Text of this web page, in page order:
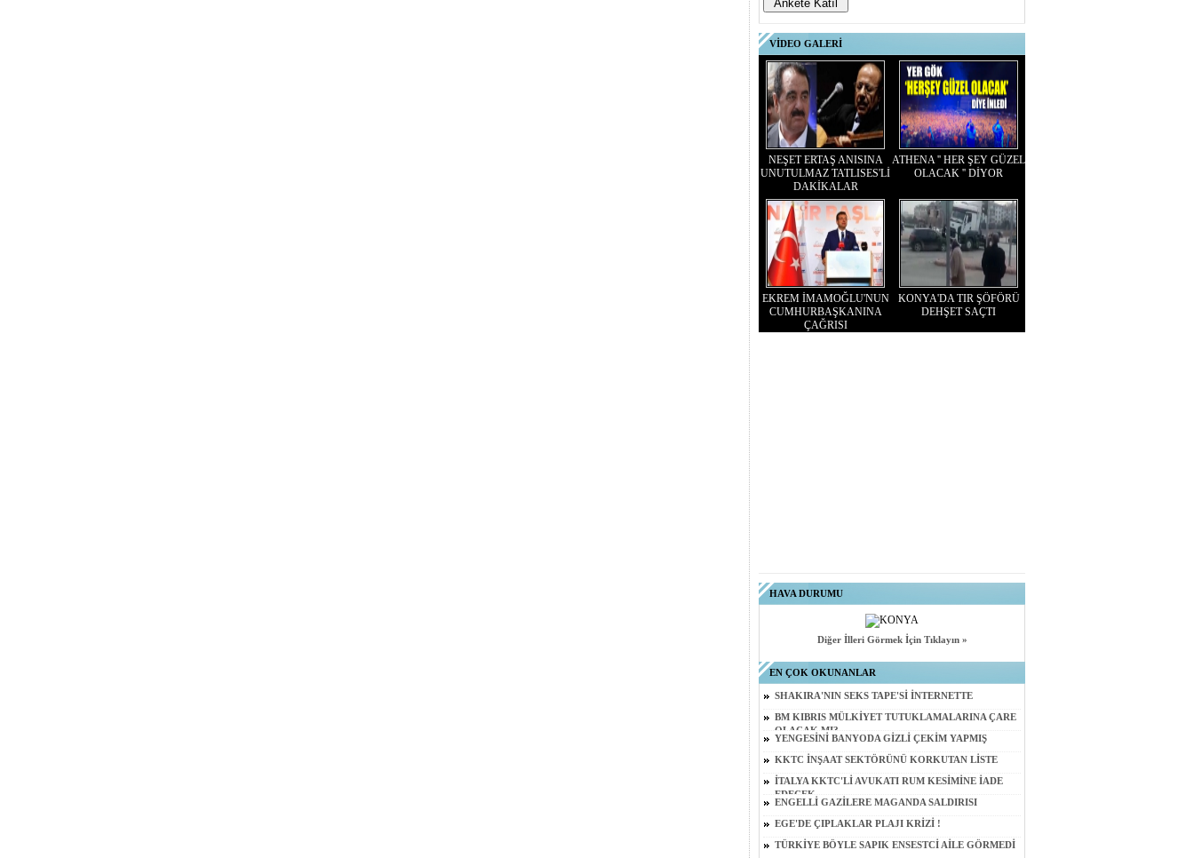
VİDEO GALERİ
NEŞET ERTAŞ ANISINA
UNUTULMAZ TATLISES'Lİ
DAKİKALAR
ATHENA '' HER ŞEY GÜZEL
OLACAK '' DİYOR
EKREM İMAMOĞLU'NUN
CUMHURBAŞKANINA
ÇAĞRISI
KONYA'DA TIR ŞÖFÖRÜ
DEHŞET SAÇTI
HAVA DURUMU
Diğer İlleri Görmek İçin Tıklayın »
EN ÇOK OKUNANLAR
SHAKIRA'NIN SEKS TAPE'Sİ İNTERNETTE
BM KIBRIS MÜLKİYET TUTUKLAMALARINA ÇARE
OLACAK MI?
YENGESİNİ BANYODA GİZLİ ÇEKİM YAPMIŞ
KKTC İNŞAAT SEKTÖRÜNÜ KORKUTAN LİSTE
İTALYA KKTC'Lİ AVUKATI RUM KESİMİNE İADE
EDECEK
ENGELLİ GAZİLERE MAGANDA SALDIRISI
EGE'DE ÇIPLAKLAR PLAJI KRİZİ !
TÜRKİYE BÖYLE SAPIK ENSESTCİ AİLE GÖRMEDİ